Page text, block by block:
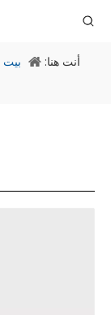
أنت هنا: بيت